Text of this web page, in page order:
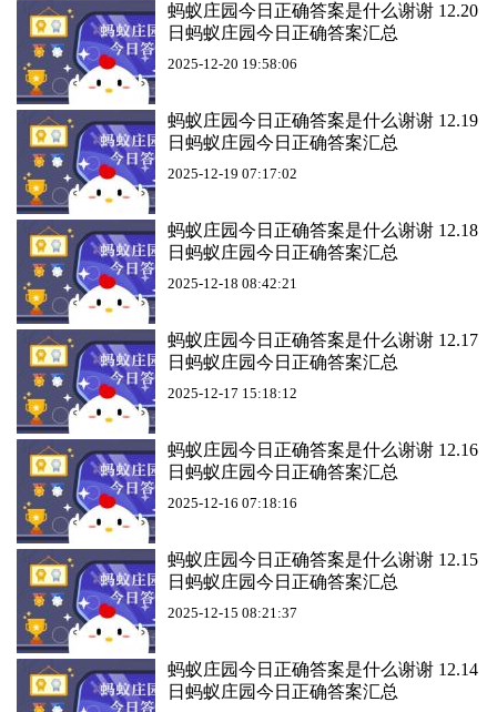
蚂蚁庄园今日正确答案是什么谢谢 12.20
日蚂蚁庄园今日正确答案汇总
2025-12-20 19:58:06
蚂蚁庄园今日正确答案是什么谢谢 12.19
日蚂蚁庄园今日正确答案汇总
2025-12-19 07:17:02
蚂蚁庄园今日正确答案是什么谢谢 12.18
日蚂蚁庄园今日正确答案汇总
2025-12-18 08:42:21
蚂蚁庄园今日正确答案是什么谢谢 12.17
日蚂蚁庄园今日正确答案汇总
2025-12-17 15:18:12
蚂蚁庄园今日正确答案是什么谢谢 12.16
日蚂蚁庄园今日正确答案汇总
2025-12-16 07:18:16
蚂蚁庄园今日正确答案是什么谢谢 12.15
日蚂蚁庄园今日正确答案汇总
2025-12-15 08:21:37
蚂蚁庄园今日正确答案是什么谢谢 12.14
日蚂蚁庄园今日正确答案汇总